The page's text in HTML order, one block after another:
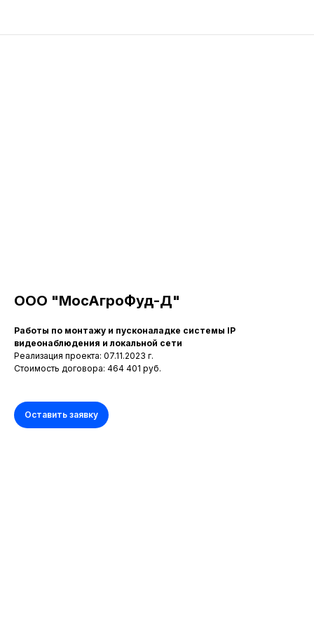
ООО "МосАгроФуд-Д"
Работы по монтажу и пусконаладке системы IP
видеонаблюдения и локальной сети
Реализация проекта: 07.11.2023 г.
Стоимость договора: 464 401 руб.
Оставить заявку